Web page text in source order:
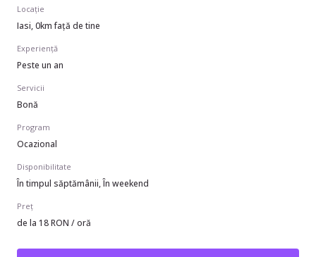
Locație
Iasi, 0km față de tine
Experiență
Peste un an
Servicii
Bonă
Program
Ocazional
Disponibilitate
În timpul săptămânii, În weekend
Preț
de la 18 RON / oră